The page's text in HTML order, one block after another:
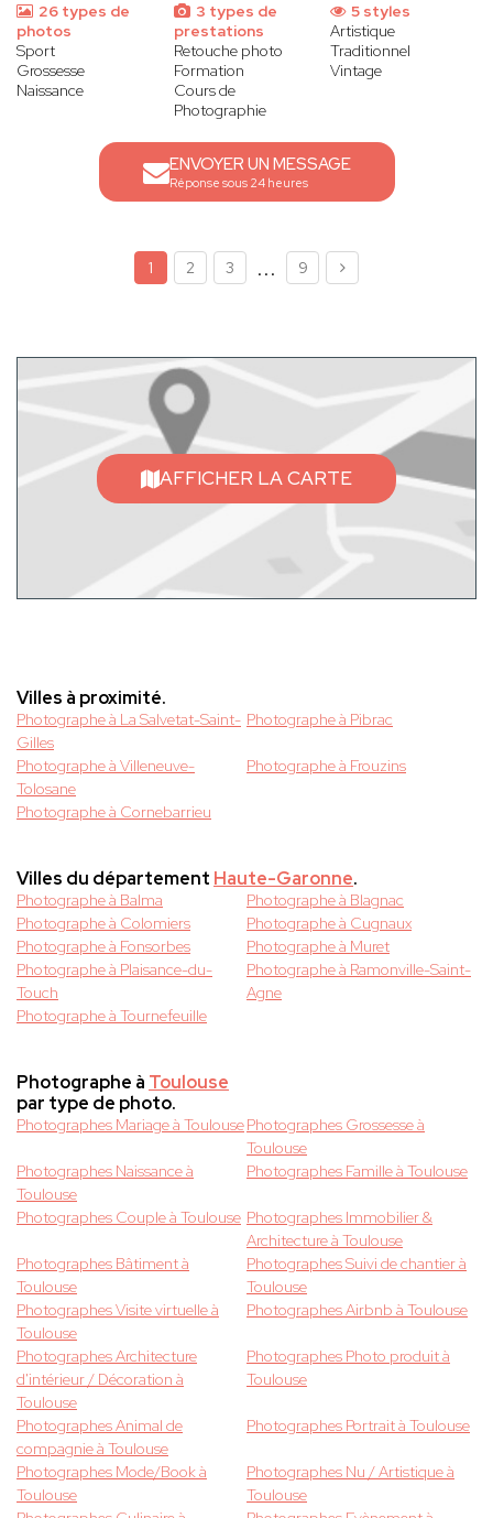
26 types de
photos
Sport
Grossesse
Naissance
3 types de
prestations
Retouche photo
Formation
Cours de
Photographie
5 styles
Artistique
Traditionnel
Vintage
ENVOYER UN MESSAGE
Réponse sous 24 heures
1 2 3 ... 9
AFFICHER LA CARTE
Villes à proximité.
Photographe à La Salvetat-Saint-
Gilles
Photographe à Pibrac
Photographe à Villeneuve-
Tolosane
Photographe à Frouzins
Photographe à Cornebarrieu
Villes du département Haute-Garonne.
Photographe à Balma
Photographe à Blagnac
Photographe à Colomiers
Photographe à Cugnaux
Photographe à Fonsorbes
Photographe à Muret
Photographe à Plaisance-du-
Touch
Photographe à Ramonville-Saint-
Agne
Photographe à Tournefeuille
Photographe à Toulouse
par type de photo.
Photographes Mariage à ToulousePhotographes Grossesse à
Toulouse
Photographes Naissance à
Toulouse
Photographes Famille à Toulouse
Photographes Couple à Toulouse Photographes Immobilier &
Architecture à Toulouse
Photographes Bâtiment à
Toulouse
Photographes Suivi de chantier à
Toulouse
Photographes Visite virtuelle à
Toulouse
Photographes Airbnb à Toulouse
Photographes Architecture
d'intérieur / Décoration à
Toulouse
Photographes Photo produit à
Toulouse
Photographes Animal de
compagnie à Toulouse
Photographes Portrait à Toulouse
Photographes Mode/Book à
Toulouse
Photographes Nu / Artistique à
Toulouse